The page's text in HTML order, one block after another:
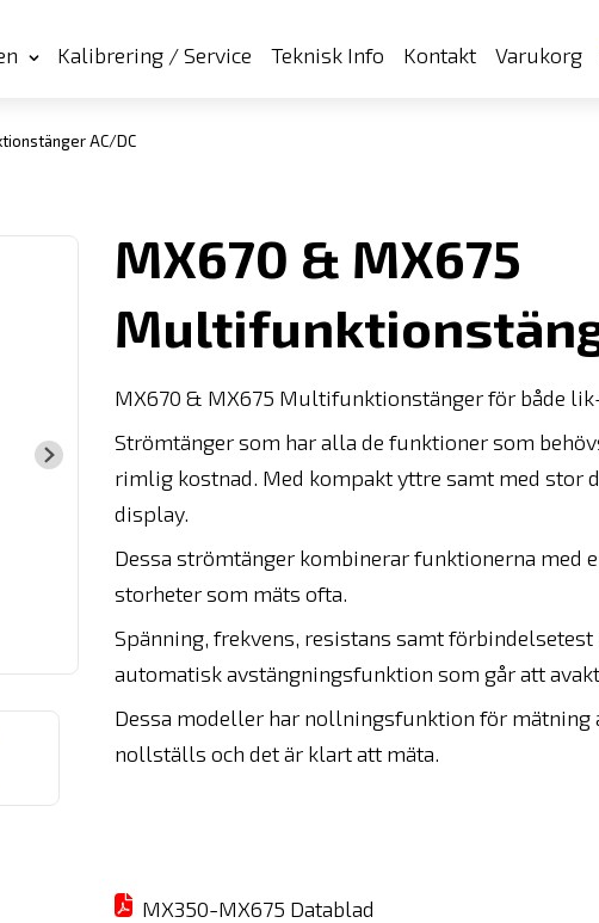
Kalibrering / Service Teknisk Info Kontakt Varukorg
AC/DC
MX670 & MX675
MX670 & MX675 Multifunktionstänger för både
Strömtänger som har alla de funktioner som
rimlig kostnad. Med kompakt yttre samt med stor
display.
Dessa strömtänger kombinerar funktionerna med
storheter som mäts ofta.
Spänning, frekvens, resistans samt
automatisk avstängningsfunktion som går att
Dessa modeller har nollningsfunktion för mätning
nollställs och det är klart att mäta.
MX350-MX675 Datablad